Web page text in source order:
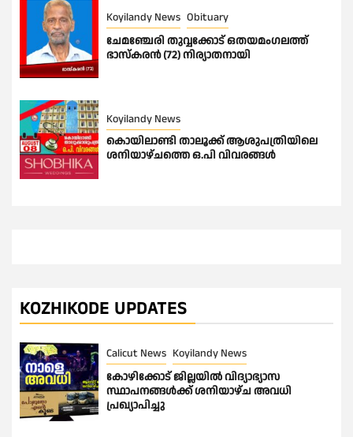
Koyilandy News Obituary
ചേമഞ്ചേരി തുവ്വക്കോട് ഒതയമംഗലത്ത്
ഭാസ്കരൻ (72) നിര്യാതനായി
Koyilandy News
കൊയിലാണ്ടി താലൂക്ക് ആശുപത്രിയിലെ
ശനിയാഴ്ചത്തെ ഒ.പി വിവരങ്ങൾ
KOZHIKODE UPDATES
Calicut News Koyilandy News
കോഴിക്കോട് ജില്ലയിൽ വിദ്യാഭ്യാസ
സ്ഥാപനങ്ങൾക്ക് ശനിയാഴ്ച അവധി
പ്രഖ്യാപിച്ചു